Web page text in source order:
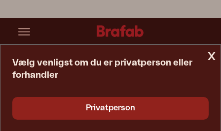
x
Vælg venligst om du er privatperson eller
forhandler
Privatperson